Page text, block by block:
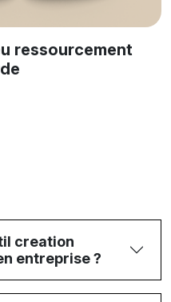
ressourcement
creation
entreprise ?